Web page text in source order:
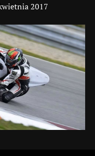
2017